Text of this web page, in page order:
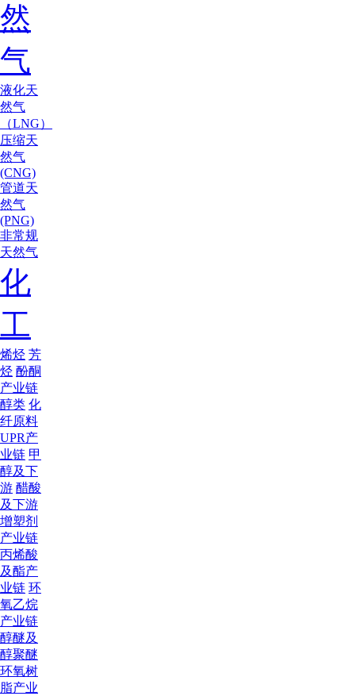
然
气
液化天
然气
（LNG）
压缩天
然气
(CNG)
管道天
然气
(PNG)
非常规
天然气
化
工
烯烃 芳
烃 酚酮
产业链
醇类 化
纤原料
UPR产
业链 甲
醇及下
游 醋酸
及下游
增塑剂
产业链
丙烯酸
及酯产
业链 环
氧乙烷
产业链
醇醚及
醇聚醚
环氧树
脂产业